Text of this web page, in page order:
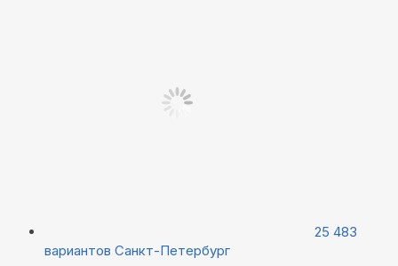
25 483
вариантов Санкт-Петербург